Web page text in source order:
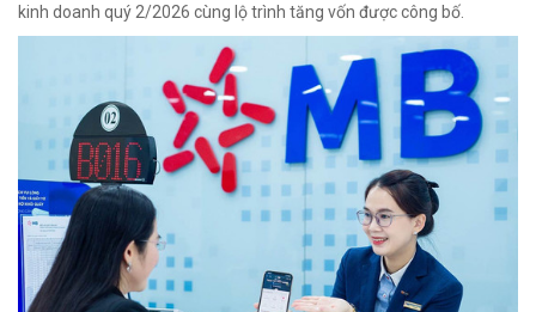
kinh doanh quý 2/2026 cùng lộ trình tăng vốn được công bố.